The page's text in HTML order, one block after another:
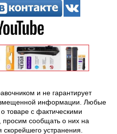
и не гарантирует
информации. Любые
товаре с фактическими
просим сообщать о них на
устранения.